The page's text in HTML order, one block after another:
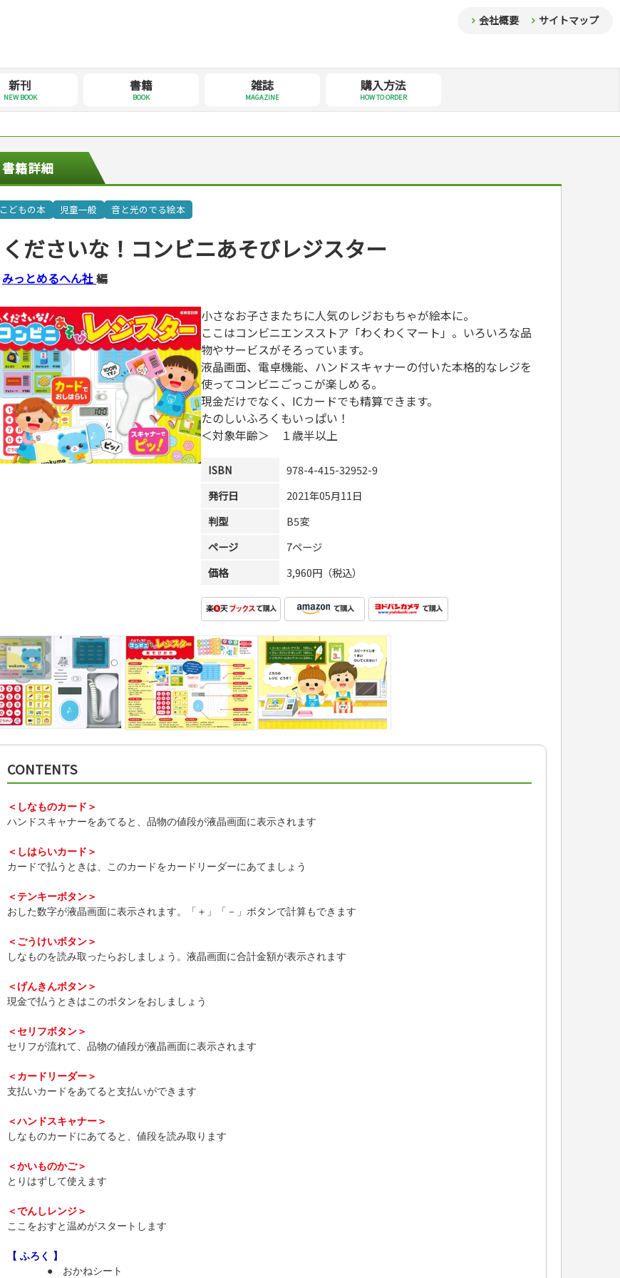
会社概要 サイトマップ
新刊
NEW BOOK
書籍
BOOK
雑誌
MAGAZINE
購入方法
HOW TO ORDER
書籍詳細
こどもの本 児童一般 音と光のでる絵本
くださいな！コンビニあそびレジスター
みっとめるへん社編
小さなお子さまたちに人気のレジおもちゃが絵本に。
ここはコンビニエンスストア「わくわくマート」。いろいろな品
物やサービスがそろっています。
液晶画面、電卓機能、ハンドスキャナーの付いた本格的なレジを
使ってコンビニごっこが楽しめる。
現金だけでなく、ICカードでも精算できます。
たのしいふろくもいっぱい！
＜対象年齢＞ １歳半以上
ISBN
978-4-415-32952-9
発行日
2021年05月11日
判型
B5変
ページ
7ページ
価格
3,960円（税込）
CONTENTS
＜しなものカード＞
ハンドスキャナーをあてると、品物の値段が液晶画面に表示されます
＜しはらいカード＞
カードで払うときは、このカードをカードリーダーにあてましょう
＜テンキーボタン＞
おした数字が液晶画面に表示されます。「＋」「－」ボタンで計算もできます
＜ごうけいボタン＞
しなものを読み取ったらおしましょう。液晶画面に合計金額が表示されます
＜げんきんボタン＞
現金で払うときはこのボタンをおしましょう
＜セリフボタン＞
セリフが流れて、品物の値段が液晶画面に表示されます
＜カードリーダー＞
支払いカードをあてると支払いができます
＜ハンドスキャナー＞
しなものカードにあてると、値段を読み取ります
＜かいものかご＞
とりはずして使えます
＜でんしレンジ＞
ここをおすと温めがスタートします
【 ふろく 】
● おかねシート